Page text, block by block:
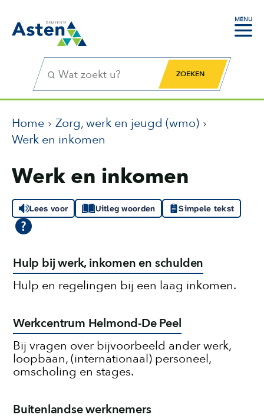
MENU
Zoekfunctie Zoekknop
Home
Zorg, werk en jeugd (wmo)
Werk en inkomen
Werk en inkomen
Lees voor Uitleg woorden Simpele tekst
Hulp bij werk, inkomen en schulden
Hulp en regelingen bij een laag inkomen.
Werkcentrum Helmond-De Peel
Bij vragen over bijvoorbeeld ander werk,
loopbaan, (internationaal) personeel,
omscholing en stages.
Buitenlandse werknemers